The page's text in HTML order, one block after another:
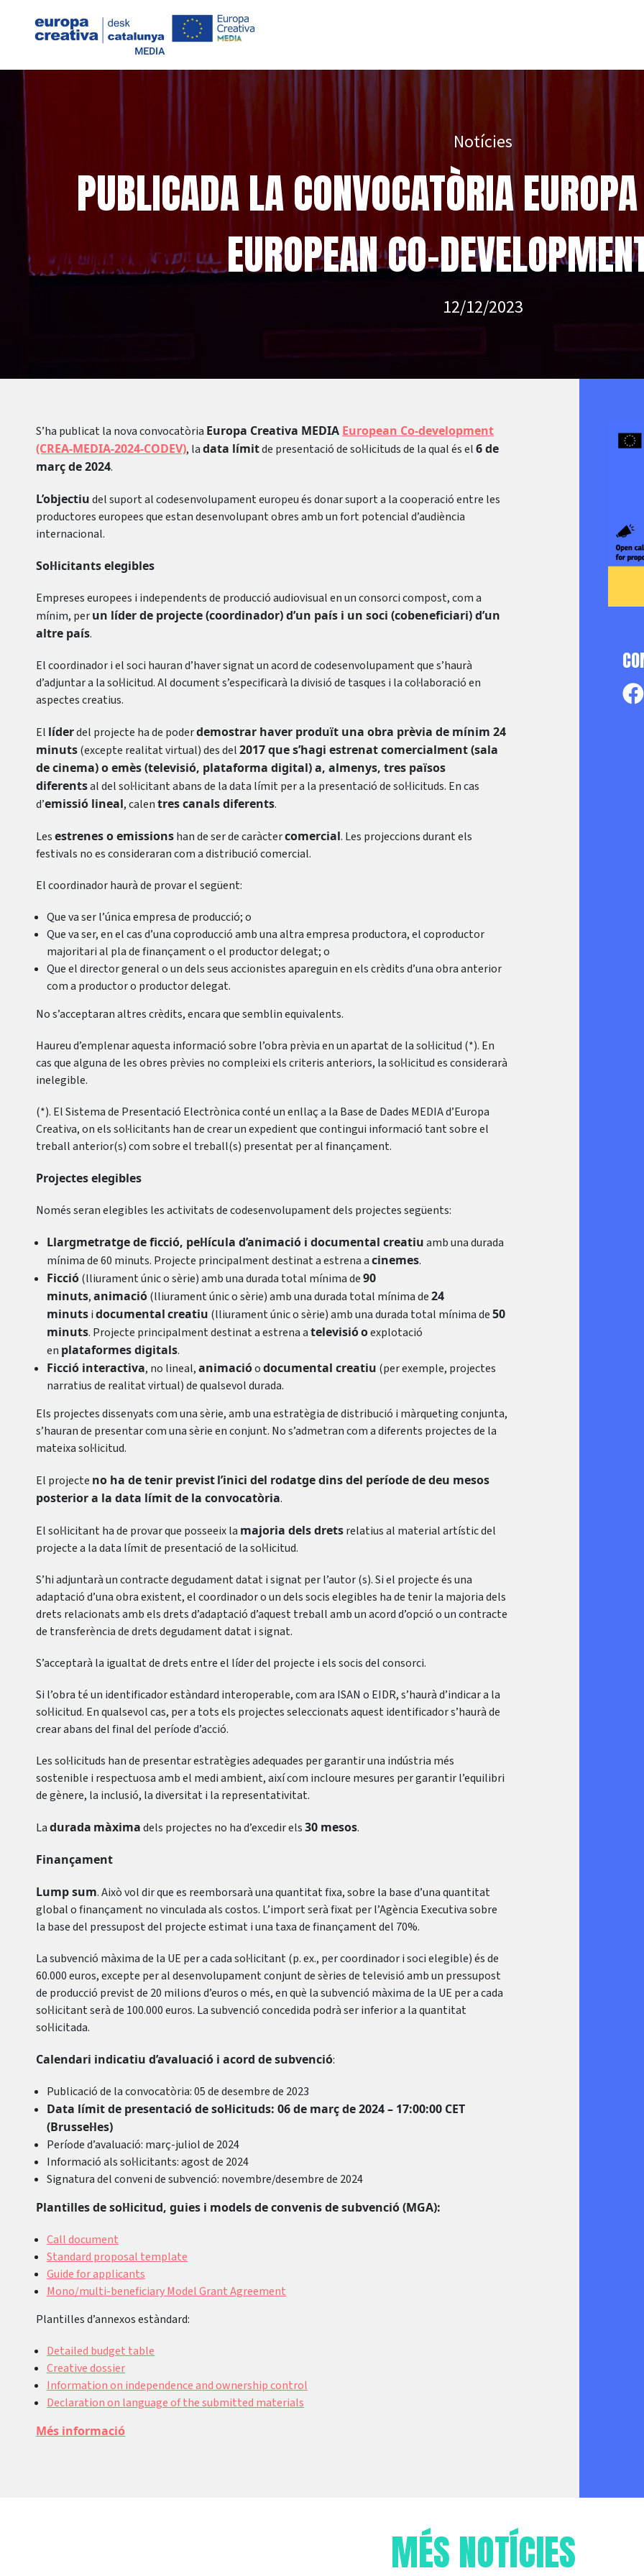
Notícies
PUBLICADA LA CONVOCATÒRIA
EUROPEAN CO-
12/12/2023
S’ha publicat la nova convocatòria Europa Creativa MEDIA European Co-development
(CREA-MEDIA-2024-CODEV), ladata límitde presentació de sol·licituds de la qual és el6 de
març de 2024.
L’objectiudel suport al codesenvolupament europeu és donar suport a la cooperació entre les
productores europees que estan desenvolupant obres amb un fort potencial d’audiència
internacional.
Sol·licitants elegibles
Empreses europees i independents de producció audiovisual en un consorci compost, com a
mínim, perun líder de projecte (coordinador) d’un país i un soci (cobeneficiari) d’un
altre país.
El coordinador i el soci hauran d’haver signat un acord de codesenvolupament que s’haurà
d’adjuntar a la sol·licitud. Al document s’especificarà la divisió de tasques i la col·laboració en
aspectes creatius.
El líderdel projecte ha de poderdemostrar haver produït una obra prèvia de mínim 24
minuts(excepte realitat virtual) des del2017 que s’hagi estrenat comercialment (sala
de cinema) o emès (televisió, plataforma digital) a, almenys, tres països
diferentsal del sol·licitant abans de la data límit per a la presentació de sol·licituds. En cas
d’emissió lineal, calentres canals diferents.
Lesestrenes o emissionshan de ser de caràctercomercial. Les projeccions durant els
festivals no es consideraran com a distribució comercial.
El coordinador haurà de provar el següent:
Que va ser l’única empresa de producció; o
Que va ser, en el cas d’una coproducció amb una altra empresa productora, el coproductor
majoritari al pla de finançament o el productor delegat; o
Que el director general o un dels seus accionistes apareguin en els crèdits d’una obra anterior
com a productor o productor delegat.
No s’acceptaran altres crèdits, encara que semblin equivalents.
Haureu d’emplenar aquesta informació sobre l’obra prèvia en un apartat de la sol·licitud (*). En
cas que alguna de les obres prèvies no compleixi els criteris anteriors, la sol·licitud es considerarà
inelegible.
(*). El Sistema de Presentació Electrònica conté un enllaç a la Base de Dades MEDIA d’Europa
Creativa, on els sol·licitants han de crear un expedient que contingui informació tant sobre el
treball anterior(s) com sobre el treball(s) presentat per al finançament.
Projectes elegibles
Només seran elegibles les activitats de codesenvolupament dels projectes següents:
Llargmetratge de ficció, pel·lícula d’animació i documental creatiuamb una durada
mínima de 60 minuts. Projecte principalment destinat a estrena acinemes.
Ficció(lliurament únic o sèrie) amb una durada total mínima de90
minuts,animació(lliurament únic o sèrie) amb una durada total mínima de24
minutsidocumentalcreatiu (lliurament únic o sèrie) amb una durada total mínima de50
minuts. Projecte principalment destinat a estrena atelevisióoexplotació
en plataformes digitals.
Ficció interactiva, no lineal,animacióodocumental creatiu (per exemple, projectes
narratius de realitat virtual) de qualsevol durada.
Els projectes dissenyats com una sèrie, amb una estratègia de distribució i màrqueting conjunta,
s’hauran de presentar com una sèrie en conjunt. No s’admetran com a diferents projectes de la
mateixa sol·licitud.
El projecte no ha de tenir previstl’inici del rodatge dins del període de deu mesos
posterior a la data límit de la convocatòria.
El sol·licitant ha de provar que posseeix la majoria dels dretsrelatius al material artístic del
projecte a la data límit de presentació de la sol·licitud.
S’hi adjuntarà un contracte degudament datat i signat per l’autor (s). Si el projecte és una
adaptació d’una obra existent, el coordinador o un dels socis elegibles ha de tenir la majoria dels
drets relacionats amb els drets d’adaptació d’aquest treball amb un acord d’opció o un contracte
de transferència de drets degudament datat i signat.
S’acceptarà la igualtat de drets entre el líder del projecte i els socis del consorci.
Si l’obra té un identificador estàndard interoperable, com ara ISAN o EIDR, s’haurà d’indicar a la
sol·licitud. En qualsevol cas, per a tots els projectes seleccionats aquest identificador s’haurà de
crear abans del final del període d’acció.
Les sol·licituds han de presentar estratègies adequades per garantir una indústria més
sostenible i respectuosa amb el medi ambient, així com incloure mesures per garantir l’equilibri
de gènere, la inclusió, la diversitat i la representativitat.
Ladurada màximadels projectes no ha d’excedir els30 mesos.
Finançament
Lump sum. Això vol dir que es reemborsarà una quantitat fixa, sobre la base d’una quantitat
global o finançament no vinculada als costos. L’import serà fixat per l’Agència Executiva sobre
la base del pressupost del projecte estimat i una taxa de finançament del 70%.
La subvenció màxima de la UE per a cada sol·licitant (p. ex., per coordinador i soci elegible) és de
60.000 euros, excepte per al desenvolupament conjunt de sèries de televisió amb un pressupost
de producció previst de 20 milions d’euros o més, en què la subvenció màxima de la UE per a cada
sol·licitant serà de 100.000 euros. La subvenció concedida podrà ser inferior a la quantitat
sol·licitada.
Calendari indicatiu d’avaluació i acord de subvenció:
Publicació de la convocatòria: 05 de desembre de 2023
Data límit de presentació de sol·licituds: 06 de març de 2024 – 17:00:00 CET
(Brussel·les)
Període d’avaluació: març-juliol de 2024
Informació als sol·licitants: agost de 2024
Signatura del conveni de subvenció: novembre/desembre de 2024
Plantilles de sol·licitud, guies i models de convenis de subvenció (MGA):
Call document
Standard proposal template
Guide for applicants
Mono/multi-beneficiary Model Grant Agreement
Plantilles d’annexos estàndard:
Detailed budget table
Creative dossier
Information on independence and ownership control
Declaration on language of the submitted materials
Més informació
MÉS NOTÍCIES